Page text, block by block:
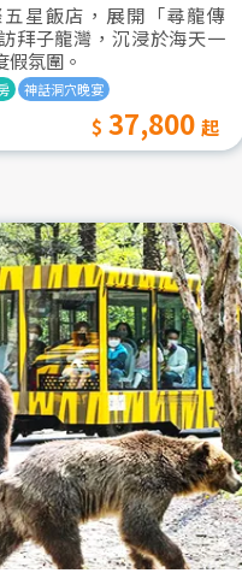
星飯店，展開「尋龍傳
拜子龍灣，沉浸於海天一
氛圍。
神話洞穴晚宴
37,800